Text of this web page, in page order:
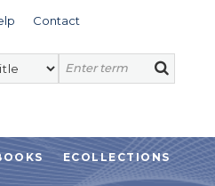
Contact
ECOLLECTIONS